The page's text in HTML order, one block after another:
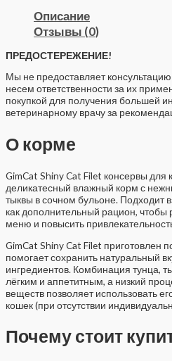
Описание
Отзывы (0)
ПРЕДОСТЕРЕЖЕНИЕ!
Мы не предоставляет
несем ответственности за их
покупкой для получения большей
ветеринарному врачу за
О корме
GimCat Shiny Cat Filet консервы для
деликатесный влажный корм с
тыквы в сочном бульоне.
как дополнительный рацион, чтобы
меню и повысить
GimCat Shiny Cat Filet приготовлен
помогает сохранить натуральный
ингредиентов. Комбинация тунца,
лёгким и аппетитным, а низкий
веществ позволяет использовать
кошек (при отсутствии
Почему стоит